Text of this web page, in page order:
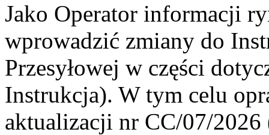
Jako Operator informacji
wprowadzić zmiany do
Przesyłowej w części
Instrukcja). W tym celu
aktualizacji nr CC/07/